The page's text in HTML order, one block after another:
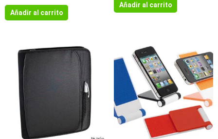
Añadir al carrito
Añadir al carrito